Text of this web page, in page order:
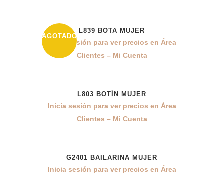
AGOTADO
L839 BOTA MUJER
Inicia sesión para ver precios en Área
Clientes – Mi Cuenta
L803 BOTÍN MUJER
Inicia sesión para ver precios en Área
Clientes – Mi Cuenta
G2401 BAILARINA MUJER
Inicia sesión para ver precios en Área